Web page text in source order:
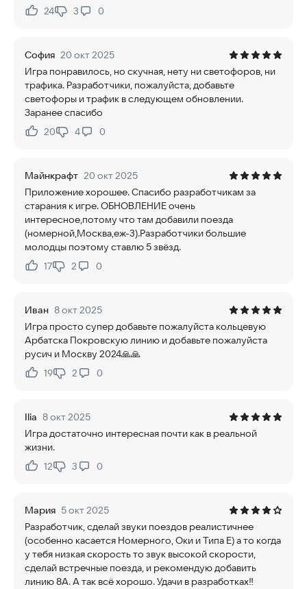
Нравится:
24Не нравится:
3 0
София 20 окт 2025
Игра понравилось, но скучная, нету ни светофоров, ни
трафика. Разработчики, пожалуйста, добавьте
светофоры и трафик в следующем обновлении.
Заранее спасибо
Нравится:
20Не нравится:
4 0
Майнкрафт 20 окт 2025
Приложение хорошее. Спасибо разработчикам за
старания к игре. ОБНОВЛЕНИЕ очень
интересное,потому что там добавили поезда
(номерной,Москва,еж-3).Разработчики большие
молодцы поэтому ставлю 5 звёзд.
Нравится:
17Не нравится:
2 0
Иван 8 окт 2025
Игра просто супер добавьте пожалуйста кольцевую
Арбатска Покровскую линию и добавьте пожалуйста
русич и Москву 2024🙏🙏
Нравится:
19Не нравится:
2 0
Ilia 8 окт 2025
Игра достаточно интересная почти как в реальной
жизни.
Нравится:
12Не нравится:
3 0
Мария 5 окт 2025
Разработчик, сделай звуки поездов реалистичнее
(особенно касается Номерного, Оки и Типа Е) а то когда
у тебя низкая скорость то звук высокой скорости,
сделай встречные поезда, и рекомендую добавить
линию 8А. А так всё хорошо. Удачи в разработках‼️